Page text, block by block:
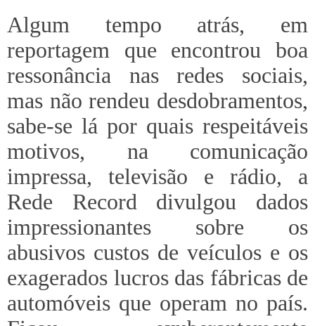
Algum tempo atrás, em
reportagem que encontrou boa
ressonância nas redes sociais,
mas não rendeu desdobramentos,
sabe-se lá por quais respeitáveis
motivos, na comunicação
impressa, televisão e rádio, a
Rede Record divulgou dados
impressionantes sobre os
abusivos custos de veículos e os
exagerados lucros das fábricas de
automóveis que operam no país.